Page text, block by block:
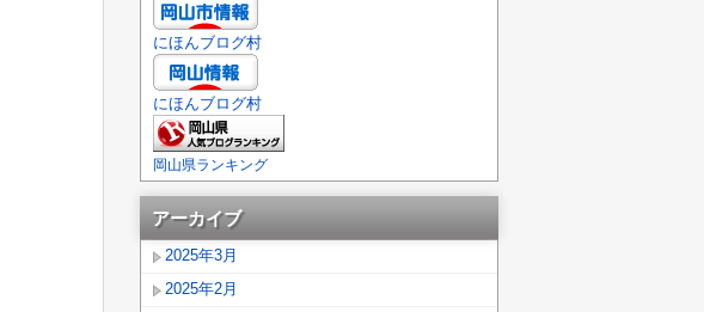
にほんブログ村
にほんブログ村
岡山県ランキング
アーカイブ
2025年3月
2025年2月